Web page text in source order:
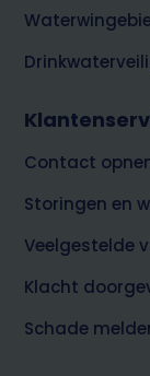
Contact
Storingen en
Veelgestelde
Klacht
Schade